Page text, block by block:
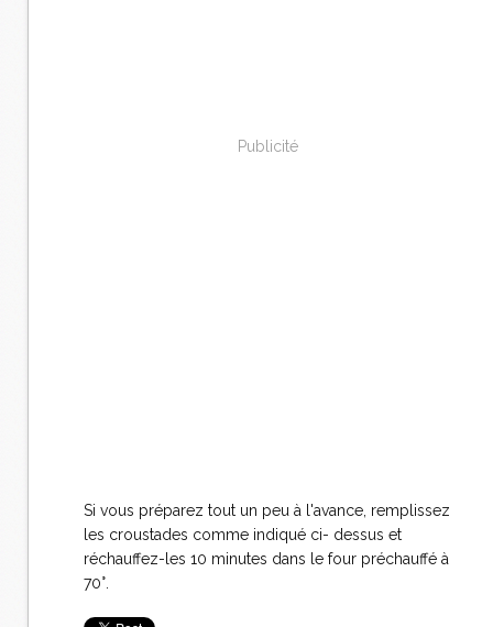
Publicité
Si vous préparez tout un peu à l'avance, remplissez
les croustades comme indiqué ci- dessus et
réchauffez-les 10 minutes dans le four préchauffé à
70°.